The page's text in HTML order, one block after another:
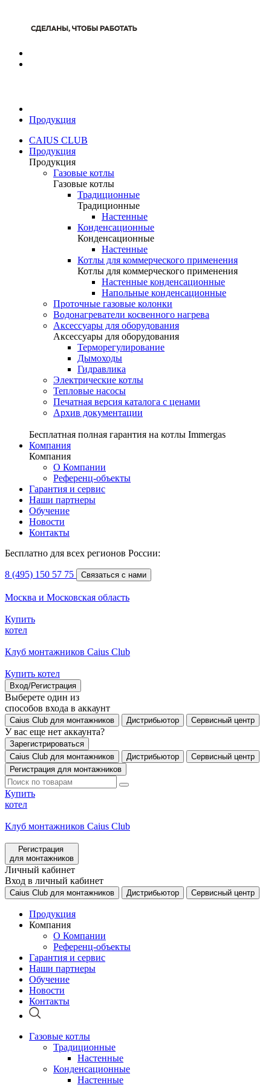
Продукция
CAIUS CLUB
Продукция
Продукция
Газовые котлы
Газовые котлы
Традиционные
Традиционные
Настенные
Конденсационные
Конденсационные
Настенные
Котлы для коммерческого применения
Котлы для коммерческого применения
Настенные конденсационные
Напольные конденсационные
Проточные газовые колонки
Водонагреватели косвенного нагрева
Аксессуары для оборудования
Аксессуары для оборудования
Терморегулирование
Дымоходы
Гидравлика
Электрические котлы
Тепловые насосы
Печатная версия каталога с ценами
Архив документации
Бесплатная полная гарантия на котлы Immergas
Компания
Компания
О Компании
Референц-объекты
Гарантия и сервис
Наши партнеры
Обучение
Новости
Контакты
Бесплатно для всех регионов России:
8 (495) 150 57 75 Связаться с нами
Москва и Московская область
Купить
котел
Клуб монтажников Caius Club
Купить котел
Вход/Регистрация
Выберете один из
способов входа в аккаунт
Caius Club для монтажников Дистрибьютор Сервисный центр
У вас еще нет аккаунта?
Зарегистрироваться
Caius Club для монтажников
Дистрибьютор
Сервисный центр
Регистрация для монтажников
Купить
котел
Клуб монтажников Caius Club
Регистрация
для монтажников
Личный кабинет
Вход в личный кабинет
Caius Club для монтажников Дистрибьютор Сервисный центр
Продукция
Компания
О Компании
Референц-объекты
Гарантия и сервис
Наши партнеры
Обучение
Новости
Контакты
Газовые котлы
Традиционные
Настенные
Конденсационные
Настенные